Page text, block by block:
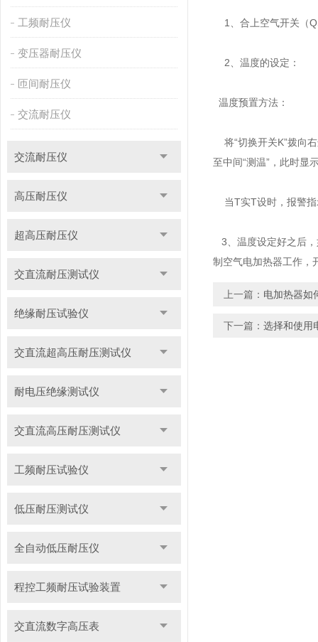
工频耐压仪
变压器耐压仪
匝间耐压仪
交流耐压仪
交流耐压仪
高压耐压仪
超高压耐压仪
交直流耐压测试仪
绝缘耐压试验仪
交直流超高压耐压测试仪
耐电压绝缘测试仪
交直流高压耐压测试仪
工频耐压试验仪
低压耐压测试仪
全自动低压耐压仪
程控工频耐压试验装置
交直流数字高压表
1、合上空气开关（
2、温度的设定：
温度预置方法：
将“切换开关K”拨向
至中间“测温”，此时显
当T实T设时，报警
3、温度设定好之后，
制空气电加热器工作，
上一篇： 电加热器如
下一篇： 选择和使用